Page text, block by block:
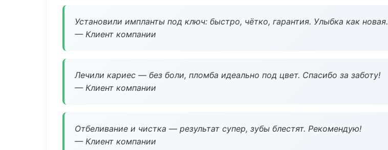
Установили импланты под ключ: быстро, чётко, гарантия. Улыбка как новая.
— Клиент компании
Лечили кариес — без боли, пломба идеально под цвет. Спасибо за заботу!
— Клиент компании
Отбеливание и чистка — результат супер, зубы блестят. Рекомендую!
— Клиент компании